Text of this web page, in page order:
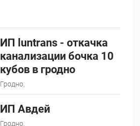
ИП luntrans - откачка
канализации бочка 10
кубов в гродно
Гродно,
ИП Авдей
Гродно,